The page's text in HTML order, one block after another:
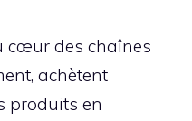
cœur des chaînes
achètent
produits en